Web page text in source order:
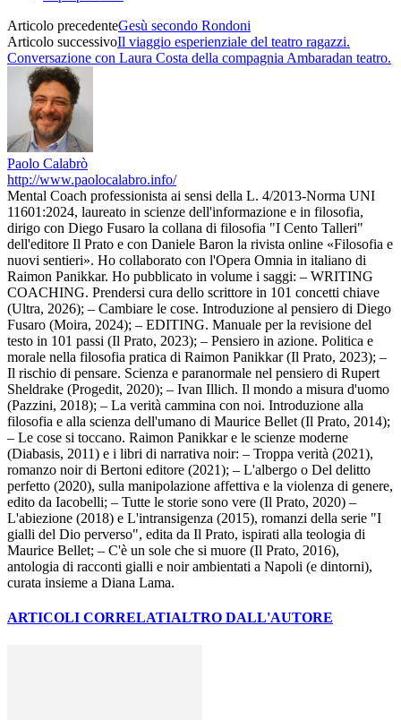
Articolo precedenteGesù secondo Rondoni
Articolo successivoIl viaggio esperienziale del teatro ragazzi.
Conversazione con Laura Costa della compagnia Ambaradan teatro.
Paolo Calabrò
http://www.paolocalabro.info/
Mental Coach professionista ai sensi della L. 4/2013-Norma UNI
11601:2024, laureato in scienze dell'informazione e in filosofia,
dirigo con Diego Fusaro la collana di filosofia "I Cento Talleri"
dell'editore Il Prato e con Daniele Baron la rivista online «Filosofia e
nuovi sentieri». Ho collaborato con l'Opera Omnia in italiano di
Raimon Panikkar. Ho pubblicato in volume i saggi: – WRITING
COACHING. Prendersi cura dello scrittore in 101 concetti chiave
(Ultra, 2026); – Cambiare le cose. Introduzione al pensiero di Diego
Fusaro (Moira, 2024); – EDITING. Manuale per la revisione del
testo in 101 passi (Il Prato, 2023); – Pensiero in azione. Politica e
morale nella filosofia pratica di Raimon Panikkar (Il Prato, 2023); –
Il rischio di pensare. Scienza e paranormale nel pensiero di Rupert
Sheldrake (Progedit, 2020); – Ivan Illich. Il mondo a misura d'uomo
(Pazzini, 2018); – La verità cammina con noi. Introduzione alla
filosofia e alla scienza dell'umano di Maurice Bellet (Il Prato, 2014);
– Le cose si toccano. Raimon Panikkar e le scienze moderne
(Diabasis, 2011) e i libri di narrativa noir: – Troppa verità (2021),
romanzo noir di Bertoni editore (2021); – L'albergo o Del delitto
perfetto (2020), sulla manipolazione affettiva e la violenza di genere,
edito da Iacobelli; – Tutte le storie sono vere (Il Prato, 2020) –
L'abiezione (2018) e L'intransigenza (2015), romanzi della serie "I
gialli del Dio perverso", edita da Il Prato, ispirati alla teologia di
Maurice Bellet; – C'è un sole che si muore (Il Prato, 2016),
antologia di racconti gialli e noir ambientati a Napoli (e dintorni),
curata insieme a Diana Lama.
ARTICOLI CORRELATIALTRO DALL'AUTORE